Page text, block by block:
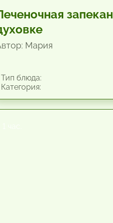
Мария
блюда: